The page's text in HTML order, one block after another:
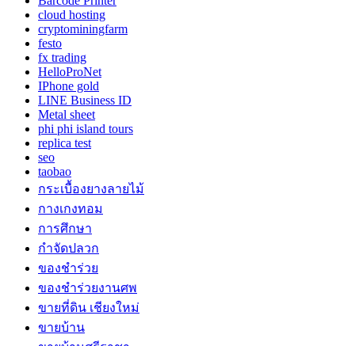
cloud hosting
cryptominingfarm
festo
fx trading
HelloProNet
IPhone gold
LINE Business ID
Metal sheet
phi phi island tours
replica test
seo
taobao
กระเบื้องยางลายไม้
กางเกงทอม
การศึกษา
กำจัดปลวก
ของชำร่วย
ของชำร่วยงานศพ
ขายที่ดิน เชียงใหม่
ขายบ้าน